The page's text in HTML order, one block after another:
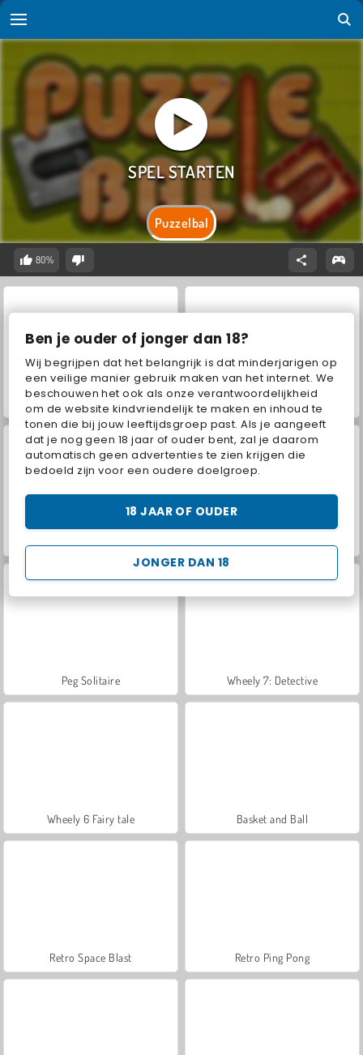
Ben je ouder of jonger dan 18?
Wij begrijpen dat het belangrijk is dat minderjarigen op
een veilige manier gebruik maken van het internet. We
beschouwen het ook als onze verantwoordelijkheid
om de website kindvriendelijk te maken en inhoud te
tonen die bij jouw leeftijdsgroep past. Als je aangeeft
dat je nog geen 18 jaar of ouder bent, zal je daarom
automatisch geen advertenties te zien krijgen die
bedoeld zijn voor een oudere doelgroep.
JONGER DAN 18
18 JAAR OF OUDER
Puzzelbal
80%
2048 Meesterschaker: multiplayer
Peg Solitaire Wheely 7: Detective
Wheely 6 Fairy tale Basket and Ball
Retro Space Blast Retro Ping Pong